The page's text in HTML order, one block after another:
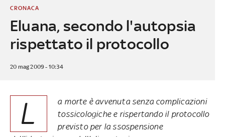
Eluana, secondo l'autopsia
rispettato il protocollo
CRONACA
20 mag 2009 - 10:34
L
a morte è avvenuta senza complicazioni
tossicologiche e rispertando il protocollo
previsto per la ssospensione